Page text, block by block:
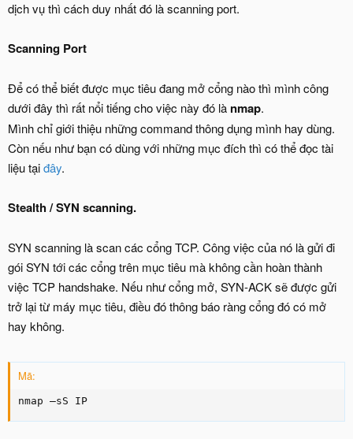
dịch vụ thì cách duy nhất đó là scanning port.
Scanning Port
Để có thể biết được mục tiêu đang mở cổng nào thì mình công
dưới đây thì rất nổi tiếng cho việc này đó là nmap.
Mình chỉ giới thiệu những command thông dụng mình hay dùng.
Còn nếu như bạn có dùng với những mục đích thì có thể đọc tài
liệu tạiđây.
Stealth / SYN scanning.
SYN scanning là scan các cổng TCP. Công việc của nó là gửi đi
gói SYN tới các cổng trên mục tiêu mà không cần hoàn thành
việc TCP handshake. Nếu như cổng mở, SYN-ACK sẽ được gửi
trở lại từ máy mục tiêu, điều đó thông báo ràng cổng đó có mở
hay không.
Mã:
nmap –sS IP